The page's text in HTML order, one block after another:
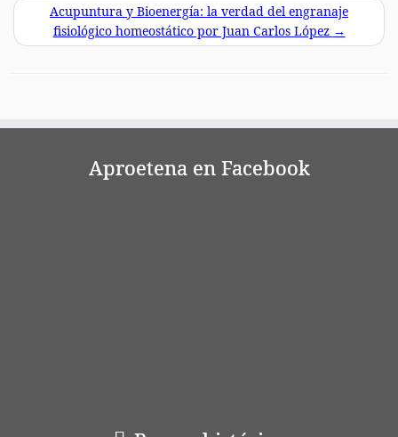
Acupuntura y Bioenergía: la verdad del engranaje
fisiológico homeostático por Juan Carlos López →
Aproetena en Facebook